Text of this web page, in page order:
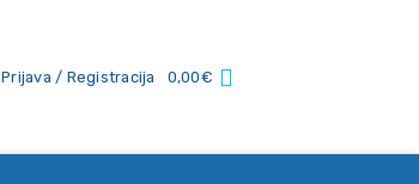
Prijava / Registracija 0,00€